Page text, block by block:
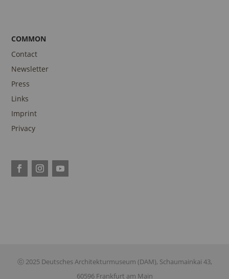
COMMON
Contact
Newsletter
Press
Links
Imprint
Privacy
ⓒ 2025 Deutsches Architekturmuseum (DAM), Schaumainkai 43,
60596 Frankfurt am Main